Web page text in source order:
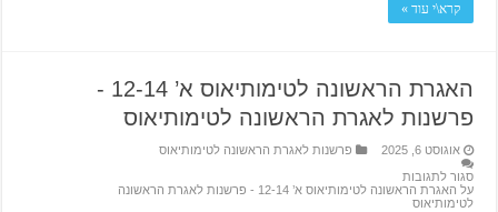
קרא\י עוד »
האגרת הראשונה לטימותיאוס א’ 12-14 ‫-
פרשנות לאגרת הראשונה לטימותיאוס
אוגוסט 6, 2025
פרשנות לאגרת הראשונה לטימותיאוס
סגור לתגובות
על האגרת הראשונה לטימותיאוס א’ 12-14 ‫- פרשנות לאגרת הראשונה
לטימותיאוס